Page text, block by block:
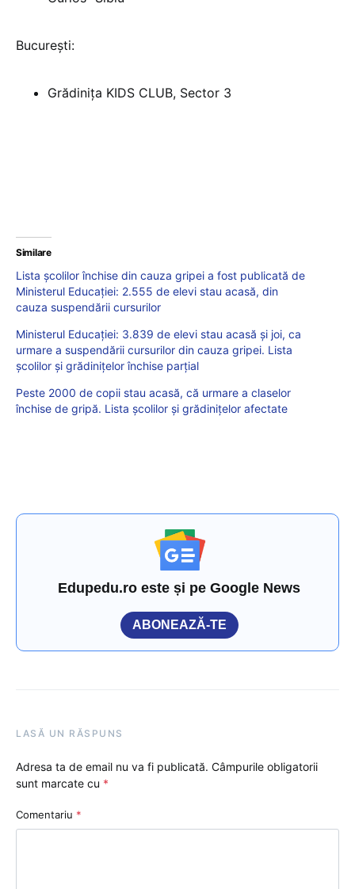
București:
Grădinița KIDS CLUB, Sector 3
Similare
Lista școlilor închise din cauza gripei a fost publicată de
Ministerul Educației: 2.555 de elevi stau acasă, din
cauza suspendării cursurilor
Ministerul Educației: 3.839 de elevi stau acasă și joi, ca
urmare a suspendării cursurilor din cauza gripei. Lista
școlilor și grădinițelor închise parțial
Peste 2000 de copii stau acasă, că urmare a claselor
închise de gripă. Lista școlilor și grădinițelor afectate
Edupedu.ro este și pe Google News
ABONEAZĂ-TE
LASĂ UN RĂSPUNS
Adresa ta de email nu va fi publicată. Câmpurile obligatorii
sunt marcate cu *
Comentariu *